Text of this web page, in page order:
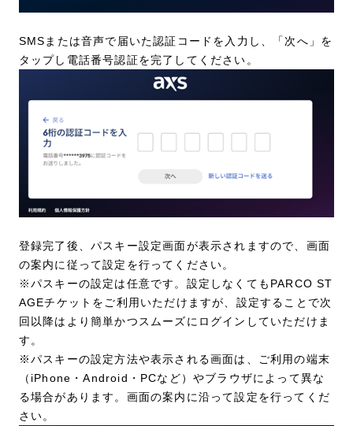
SMSまたは音声で届いた認証コードを入力し、「次へ」を
タップし電話番号認証を完了してください。
登録完了後、パスキー設定画面が表示されますので、画面
の案内に従って設定を行ってください。
※パスキーの設定は任意です。設定しなくてもPARCO ST
AGEチケットをご利用いただけますが、設定することで次
回以降はより簡単かつスムーズにログインしていただけま
す。
※パスキーの設定方法や表示される画面は、ご利用の端末
（iPhone・Android・PCなど）やブラウザによって異な
る場合があります。画面の案内に沿って設定を行ってくだ
さい。